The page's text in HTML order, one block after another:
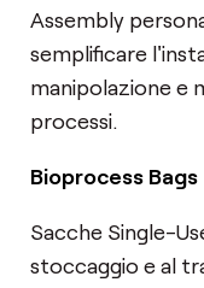
Assembly
semplificare
manipolazione e
processi.
Bioprocess Bags
Sacche Single-
stoccaggio e al